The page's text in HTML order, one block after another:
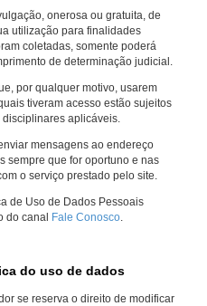
onerosa ou gratuita, de
utilização para finalidades
coletadas, somente poderá
de determinação judicial.
por qualquer motivo, usarem
tiveram acesso estão sujeitos
aplicáveis.
mensagens ao endereço
sempre que for oportuno e nas
o serviço prestado pelo site.
de Uso de Dados Pessoais
do canal Fale Conosco.
do uso de dados
se reserva o direito de modificar